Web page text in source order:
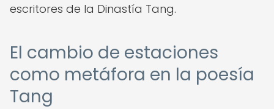
escritores de la Dinastía Tang.
El cambio de estaciones
como metáfora en la poesía
Tang